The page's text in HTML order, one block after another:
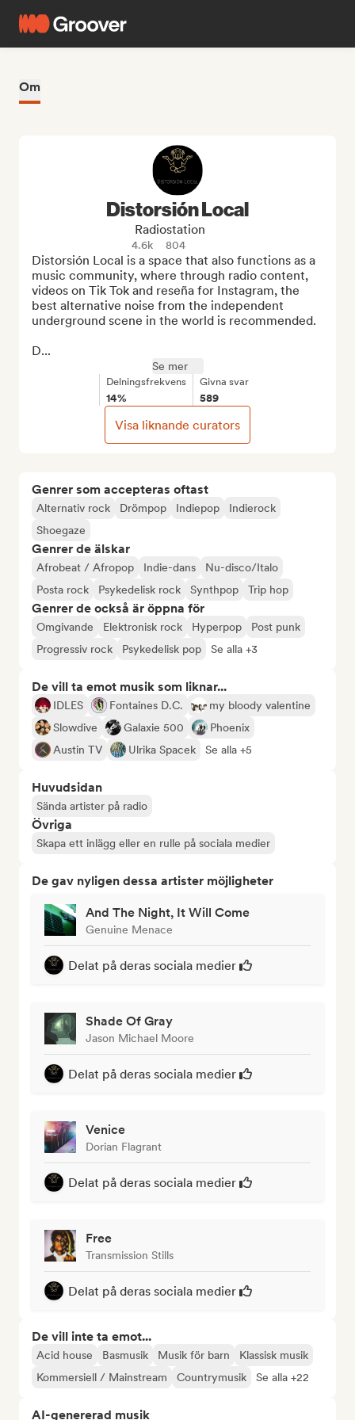
Om
Genrer som accepteras oftast
Alternativ rock Drömpop Indiepop
Indierock
Shoegaze
Genrer de älskar
Afrobeat / Afropop Indie-dans
Nu-disco/Italo
Posta rock
Psykedelisk rock Synthpop Trip hop
Genrer de också är öppna för
Omgivande Elektronisk rock Hyperpop
Post punk
Progressiv rock
Psykedelisk pop Se alla +3
De vill ta emot musik som liknar...
IDLES Fontaines D.C.
my bloody valentine
Slowdive
Galaxie 500
Phoenix
Austin TV
Ulrika Spacek Se alla +5
Huvudsidan
Sända artister på radio
Övriga
Skapa ett inlägg eller en rulle på sociala medier
De gav nyligen dessa artister möjligheter
And The Night, It Will Come
Genuine Menace
Delat på deras sociala medier
Shade Of Gray
Jason Michael Moore
Delat på deras sociala medier
Venice
Dorian Flagrant
Delat på deras sociala medier
Free
Transmission Stills
Delat på deras sociala medier
De vill inte ta emot...
Acid house Basmusik Musik för barn
Klassisk musik
Kommersiell / Mainstream
Countrymusik Se alla +22
AI-genererad musik
Distorsión Local
Radiostation
4.6k 804
Distorsión Local is a space that also functions as a
music community, where through radio content,
videos on Tik Tok and reseña for Instagram, the
best alternative noise from the independent
underground scene in the world is recommended.
D...
Se mer
Delningsfrekvens
14%
Givna svar
589
Visa liknande curators